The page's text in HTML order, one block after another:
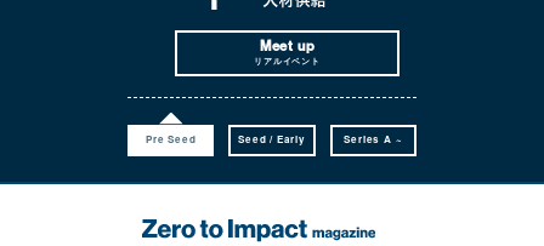
Meet up
リアルイベント
Pre Seed Seed / Early Series A ~